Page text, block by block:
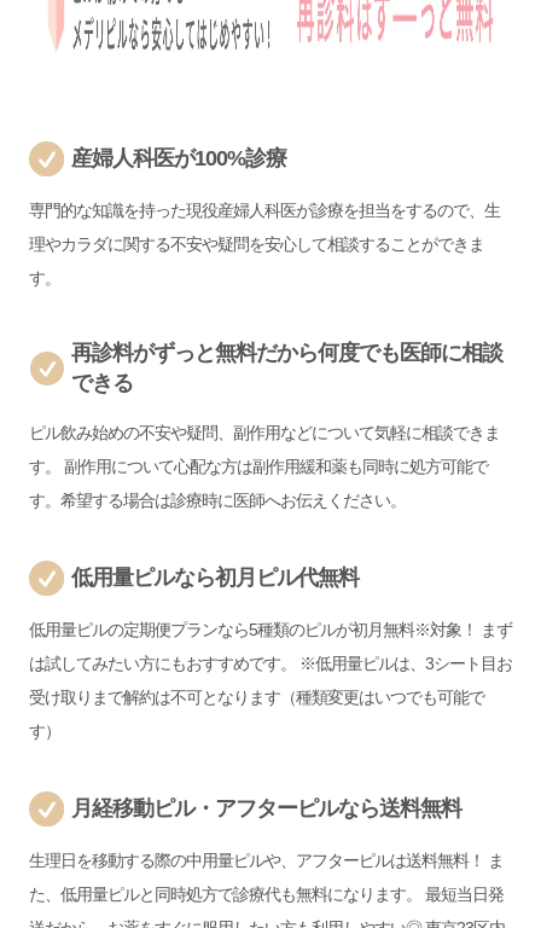
産婦人科医が100%診療
専門的な知識を持った現役産婦人科医が診療を担当をするので、生
理やカラダに関する不安や疑問を安心して相談することができま
す。
再診料がずっと無料だから何度でも医師に相談
できる
ピル飲み始めの不安や疑問、副作用などについて気軽に相談できま
す。 副作用について心配な方は副作用緩和薬も同時に処方可能で
す。希望する場合は診療時に医師へお伝えください。
低用量ピルなら初月ピル代無料
低用量ピルの定期便プランなら5種類のピルが初月無料※対象！ まず
は試してみたい方にもおすすめです。 ※低用量ピルは、3シート目お
受け取りまで解約は不可となります（種類変更はいつでも可能で
す）
月経移動ピル・アフターピルなら送料無料
生理日を移動する際の中用量ピルや、アフターピルは送料無料！ ま
た、低用量ピルと同時処方で診療代も無料になります。 最短当日発